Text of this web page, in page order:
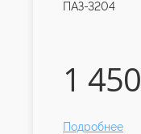
ПАЗ-3204
1 450
Подробнее